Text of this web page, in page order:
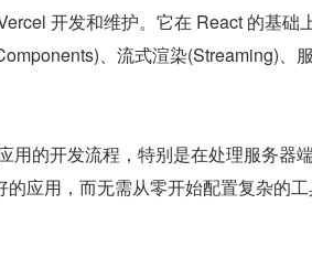
开发和维护。它在 React 的基础
、流式渲染(Streaming)、
用的开发流程，特别是在处理服务器
应用，而无需从零开始配置复杂的